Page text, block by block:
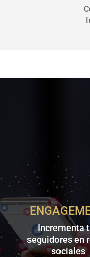
Incrementa
seguidores en
sociales